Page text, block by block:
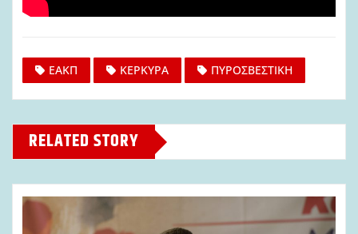
ΕΑΚΠ ΚΕΡΚΥΡΑ ΠΥΡΟΣΒΕΣΤΙΚΗ
RELATED STORY